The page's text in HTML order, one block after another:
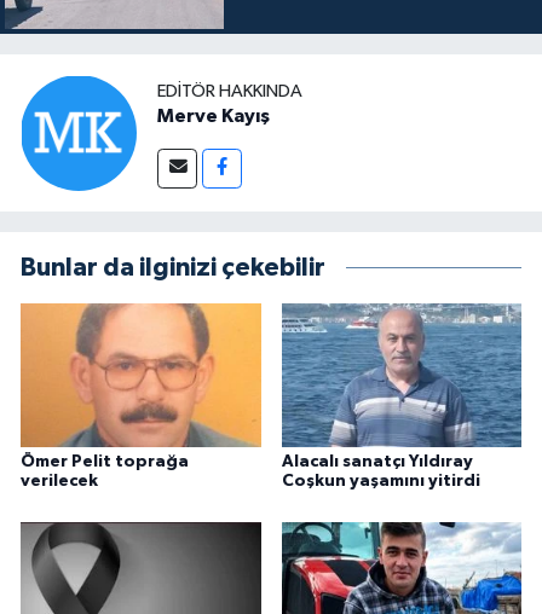
EDITÖR HAKKINDA
Merve Kayış
Bunlar da ilginizi çekebilir
Ömer Pelit toprağa
verilecek
Alacalı sanatçı Yıldıray
Coşkun yaşamını yitirdi